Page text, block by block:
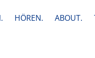
HÖREN. ABOUT.